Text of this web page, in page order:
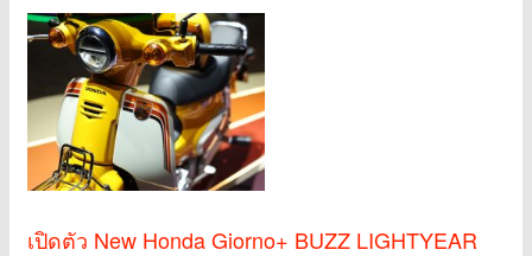
เปิดตัว New Honda Giorno+ BUZZ LIGHTYEAR